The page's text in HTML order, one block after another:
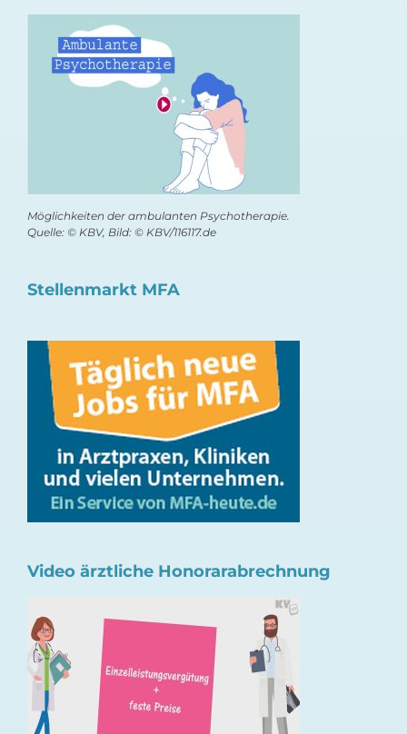
Möglichkeiten der ambulanten Psychotherapie.
Quelle: © KBV, Bild: © KBV/116117.de
Stellenmarkt MFA
Video ärztliche Honorarabrechnung